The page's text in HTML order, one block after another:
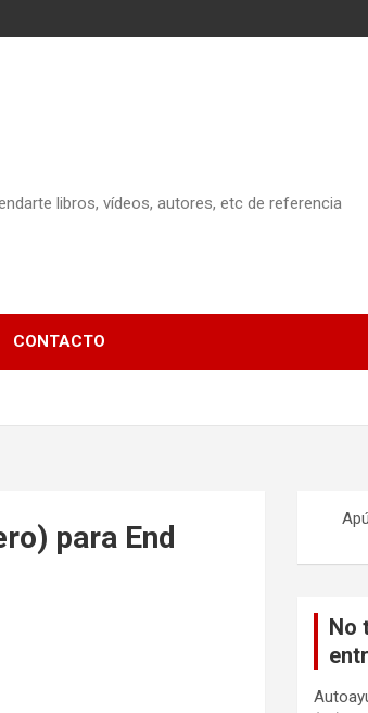
libros, vídeos, autores, etc de referencia
CONTACTO
para End
No